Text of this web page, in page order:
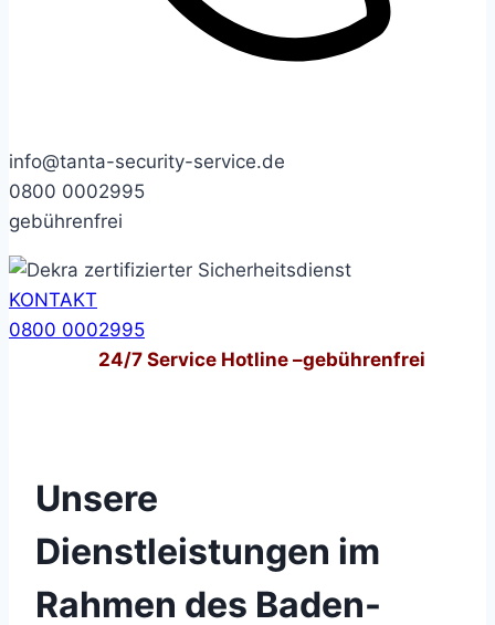
info@tanta-security-service.de
0800 0002995
gebührenfrei
KONTAKT
0800 0002995
24/7Service Hotline –gebührenfrei
Unsere
Dienstleistungen im
Rahmen des Baden-